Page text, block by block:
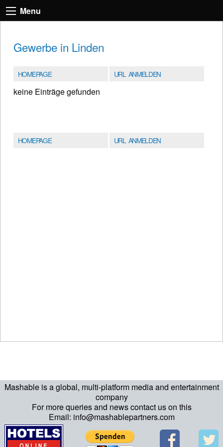
Mashable is a global, multi-platform media and entertainment
company
For more queries and news contact us on this
Email: info@mashablepartners.com
Menu
Gewerbe in Linden
HOMEPAGE URL ANMELDEN
keine Einträge gefunden
HOMEPAGE URL ANMELDEN